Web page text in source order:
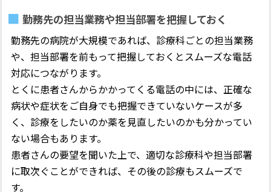
勤務先の担当業務や担当部署を把握しておく
勤務先の病院が大規模であれば、診療科ごとの担当業務
や、担当部署を前もって把握しておくとスムーズな電話
対応につながります。
とくに患者さんからかかってくる電話の中には、正確な
病状や症状をご自身でも把握できていないケースが多
く、診療をしたいのか薬を見直したいのかも分かってい
ない場合もあります。
患者さんの要望を聞いた上で、適切な診療科や担当部署
に取次ぐことができれば、その後の診療もスムーズで
す。